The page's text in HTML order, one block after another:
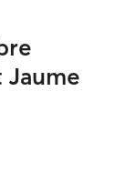
Jaume